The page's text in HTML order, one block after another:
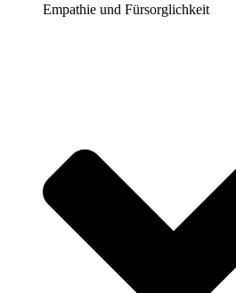
Empathie und Fürsorglichkeit